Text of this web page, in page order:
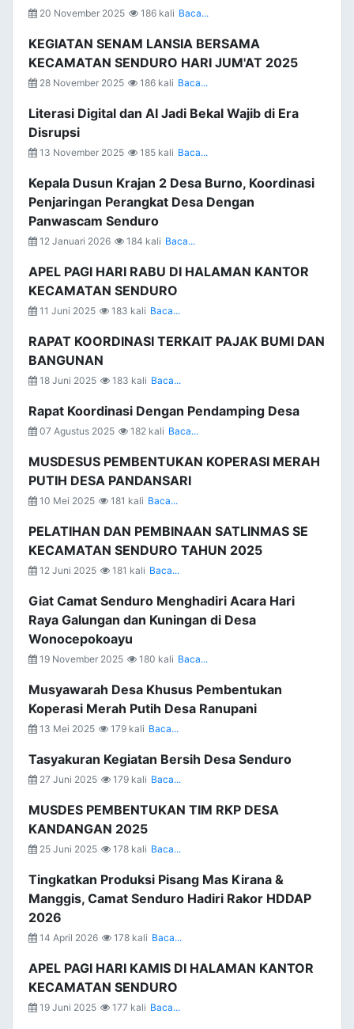
20 November 2025 186 kali Baca...
KEGIATAN SENAM LANSIA BERSAMA
KECAMATAN SENDURO HARI JUM'AT 2025
28 November 2025 186 kali Baca...
Literasi Digital dan AI Jadi Bekal Wajib di Era
Disrupsi
13 November 2025 185 kali Baca...
Kepala Dusun Krajan 2 Desa Burno, Koordinasi
Penjaringan Perangkat Desa Dengan
Panwascam Senduro
12 Januari 2026 184 kali Baca...
APEL PAGI HARI RABU DI HALAMAN KANTOR
KECAMATAN SENDURO
11 Juni 2025 183 kali Baca...
RAPAT KOORDINASI TERKAIT PAJAK BUMI DAN
BANGUNAN
18 Juni 2025 183 kali Baca...
Rapat Koordinasi Dengan Pendamping Desa
07 Agustus 2025 182 kali Baca...
MUSDESUS PEMBENTUKAN KOPERASI MERAH
PUTIH DESA PANDANSARI
10 Mei 2025 181 kali Baca...
PELATIHAN DAN PEMBINAAN SATLINMAS SE
KECAMATAN SENDURO TAHUN 2025
12 Juni 2025 181 kali Baca...
Giat Camat Senduro Menghadiri Acara Hari
Raya Galungan dan Kuningan di Desa
Wonocepokoayu
19 November 2025 180 kali Baca...
Musyawarah Desa Khusus Pembentukan
Koperasi Merah Putih Desa Ranupani
13 Mei 2025 179 kali Baca...
Tasyakuran Kegiatan Bersih Desa Senduro
27 Juni 2025 179 kali Baca...
MUSDES PEMBENTUKAN TIM RKP DESA
KANDANGAN 2025
25 Juni 2025 178 kali Baca...
Tingkatkan Produksi Pisang Mas Kirana &
Manggis, Camat Senduro Hadiri Rakor HDDAP
2026
14 April 2026 178 kali Baca...
APEL PAGI HARI KAMIS DI HALAMAN KANTOR
KECAMATAN SENDURO
19 Juni 2025 177 kali Baca...